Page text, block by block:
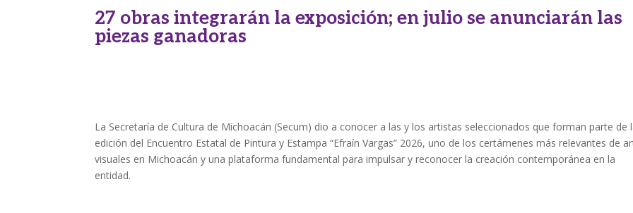
27 obras integrarán la exposición; en julio se anunciarán las
piezas ganadoras
La Secretaría de Cultura de Michoacán (Secum) dio a conocer a las y los artistas seleccionados que forman parte de
edición del Encuentro Estatal de Pintura y Estampa “Efraín Vargas” 2026, uno de los certámenes más relevantes de
visuales en Michoacán y una plataforma fundamental para impulsar y reconocer la creación contemporánea en la
entidad.